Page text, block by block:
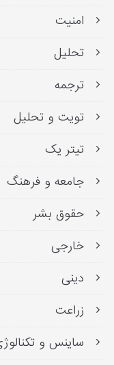
امنیت
تحلیل
ترجمه
تویت و تحلیل
تیتر یک
جامعه و فرهنگ
حقوق بشر
خارجی
دینی
زراعت
ساینس و